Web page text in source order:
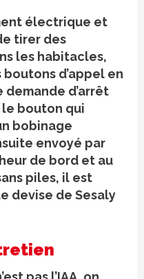
électrique et
tirer des
les habitacles,
d’appel en
d’arrêt
le bouton qui
bobinage
envoyé par
de bord et au
piles, il est
devise de Sesaly